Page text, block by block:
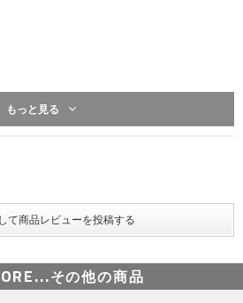
の事情により事前告知無しに変更になる場合が
承ください。
もっと見る
その他の商品